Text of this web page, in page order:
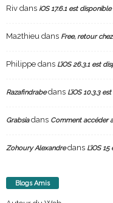
Riv dans iOS 17.6.1 est
Ma2thieu dans Free, retour
Philippe dans L’iOS 26.3.1 est
Razafindrabedans L’iOS 10.3.3
Grabsiadans Comment accéder
Zohoury Alexandredans L’iOS
Blogs Amis